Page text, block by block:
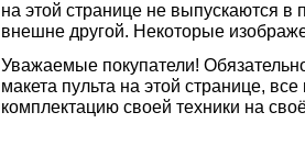
на этой странице не выпускаются
внешне другой. Некоторые
Уважаемые покупатели!
макета пульта на этой странице,
комплектацию своей техники на